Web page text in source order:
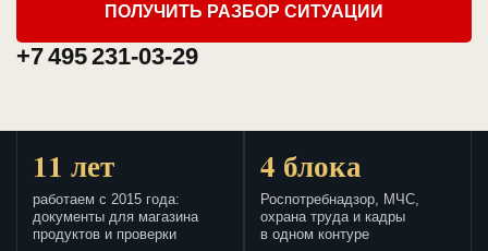
ПОЛУЧИТЬ РАЗБОР СИТУАЦИИ
+7 495 231-03-29
11 лет
работаем с 2015 года:
документы для магазина
продуктов и проверки
4 блока
Роспотребнадзор, МЧС,
охрана труда и кадры
в одном контуре